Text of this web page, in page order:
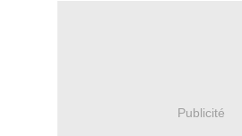
Publicité